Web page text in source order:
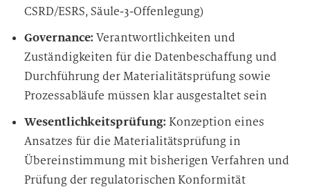
CSRD/ESRS, Säule-3-Offenlegung)
Governance: Verantwortlichkeiten und
Zuständigkeiten für die Datenbeschaffung und
Durchführung der Materialitätsprüfung sowie
Prozessabläufe müssen klar ausgestaltet sein
Wesentlichkeitsprüfung: Konzeption eines
Ansatzes für die Materialitätsprüfung in
Übereinstimmung mit bisherigen Verfahren und
Prüfung der regulatorischen Konformität